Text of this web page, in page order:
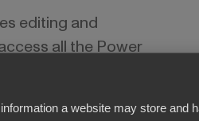
a website may store and
editing and
all the Power
own data